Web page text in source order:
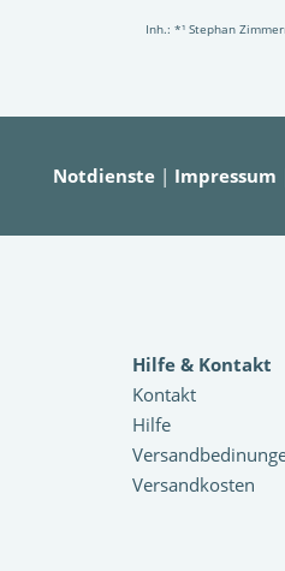
Inh.: *¹ Stephan
Notdienste | Impressum
Hilfe & Kontakt
Kontakt
Hilfe
Versandkosten